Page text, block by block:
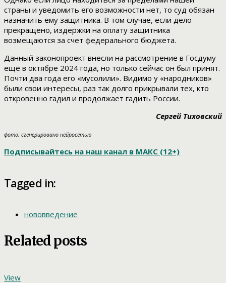
страны и уведомить его возможности нет, то суд обязан
назначить ему защитника. В том случае, если дело
прекращено, издержки на оплату защитника
возмещаются за счет федерального бюджета.
Данный законопроект внесли на рассмотрение в Госдуму
ещё в октябре 2024 года, но только сейчас он был принят.
Почти два года его «мусолили». Видимо у «народников»
были свои интересы, раз так долго прикрывали тех, кто
откровенно гадил и продолжает гадить России.
Сергей Тиховский
фото: сгенерировано нейросетью
Подписывайтесь на наш канал в МАКС (12+)
Tagged in:
нововведение
Related posts
View